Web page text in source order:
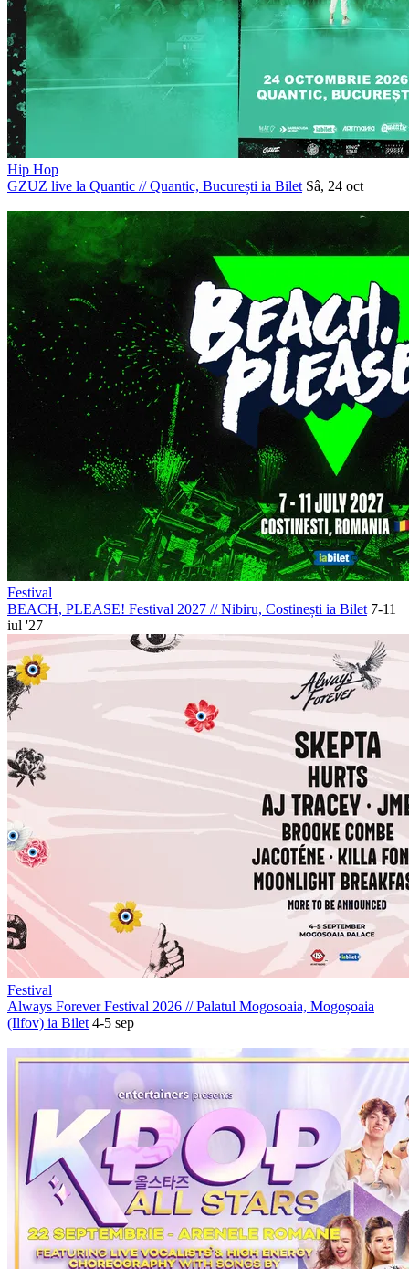
Hip Hop
GZUZ live la Quantic //Quantic, București ia Bilet Sâ, 24 oct
Festival
BEACH, PLEASE! Festival 2027 //Nibiru, Costinești ia Bilet 7-11
iul '27
Festival
Always Forever Festival 2026 //Palatul Mogosoaia, Mogoșoaia
(Ilfov) ia Bilet 4-5 sep